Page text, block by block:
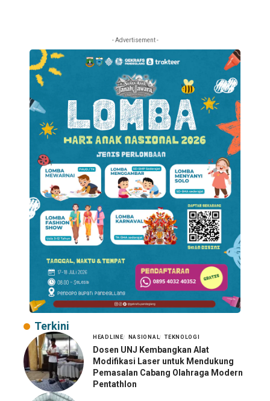
- Advertisement -
Terkini
HEADLINE NASIONAL TEKNOLOGI
Dosen UNJ Kembangkan Alat
Modifikasi Laser untuk Mendukung
Pemasalan Cabang Olahraga Modern
Pentathlon